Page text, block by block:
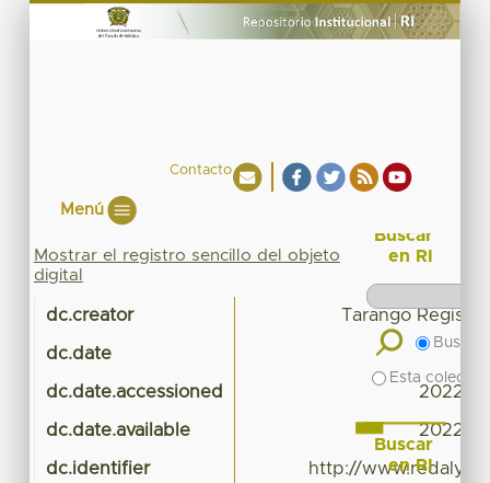
Contacto
Menú
Mostrar el registro sencillo del objeto
digital
dc.creator Tarango Regis,
dc.date
dc.date.accessioned 2022-
dc.date.available 2022-
dc.identifier
http://
Buscar
en RI
Buscar
Esta
Buscar
en RI